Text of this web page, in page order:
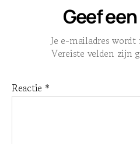
Geef
Je e-mailadres wordt
Vereiste velden zijn
Reactie *